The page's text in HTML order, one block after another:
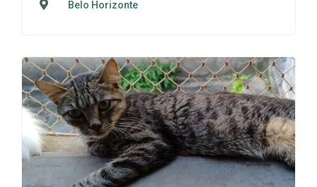
Belo Horizonte